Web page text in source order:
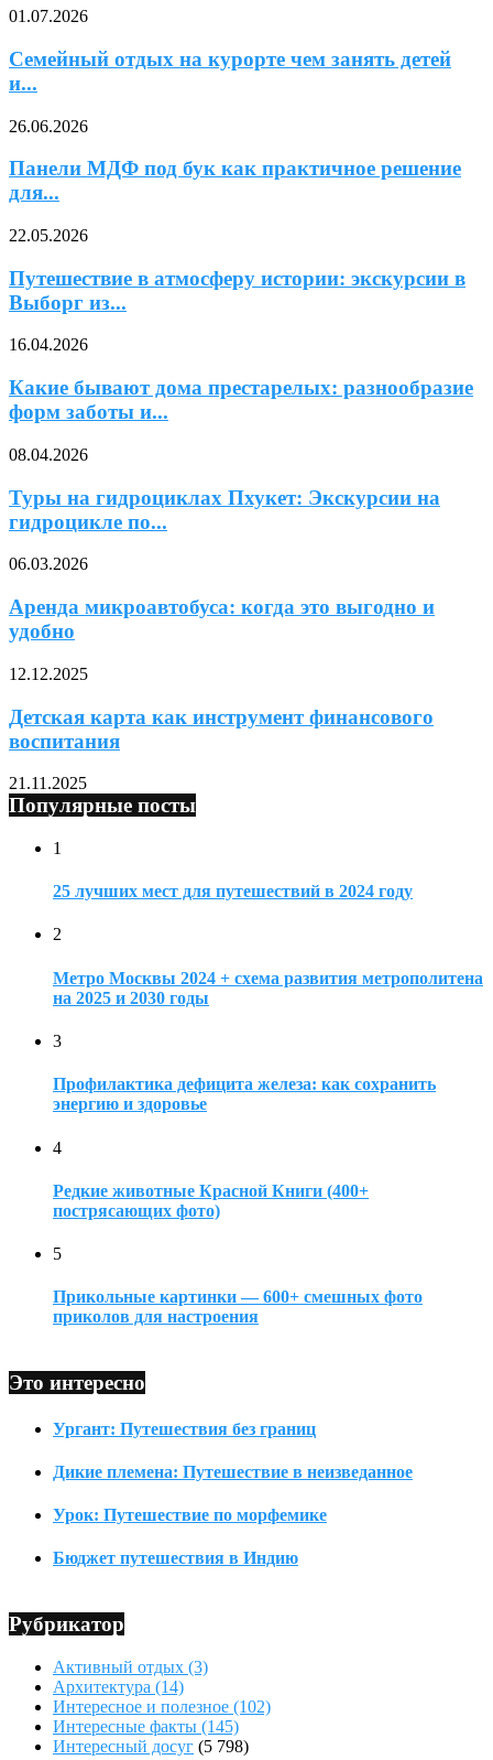
01.07.2026
Семейный отдых на курорте чем занять детей
и...
26.06.2026
Панели МДФ под бук как практичное решение
для...
22.05.2026
Путешествие в атмосферу истории: экскурсии в
Выборг из...
16.04.2026
Какие бывают дома престарелых: разнообразие
форм заботы и...
08.04.2026
Туры на гидроциклах Пхукет: Экскурсии на
гидроцикле по...
06.03.2026
Аренда микроавтобуса: когда это выгодно и
удобно
12.12.2025
Детская карта как инструмент финансового
воспитания
21.11.2025
Популярные посты
1
25 лучших мест для путешествий в 2024 году
2
Метро Москвы 2024 + схема развития метрополитена
на 2025 и 2030 годы
3
Профилактика дефицита железа: как сохранить
энергию и здоровье
4
Редкие животные Красной Книги (400+
пострясающих фото)
5
Прикольные картинки — 600+ смешных фото
приколов для настроения
Это интересно
Ургант: Путешествия без границ
Дикие племена: Путешествие в неизведанное
Урок: Путешествие по морфемике
Бюджет путешествия в Индию
Рубрикатор
Активный отдых (3)
Архитектура (14)
Интересное и полезное (102)
Интересные факты (145)
Интересный досуг (5 798)